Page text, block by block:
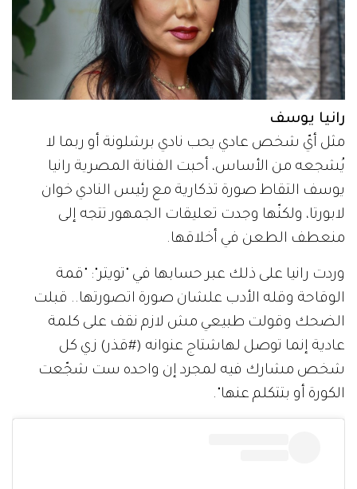
رانيا يوسف
مثل أيّ شخص عادي يحب نادي برشلونة أو ربما لا
يُشجعه من الأساس، أحبت الفنانة المصرية رانيا
يوسف التقاط صورة تذكارية مع رئيس النادي خوان
لابورتا، ولكنّها وجدت تعليقات الجمهور تتجه إلى
منعطف الطعن في أخلاقها.
وردت رانيا على ذلك عبر حسابها في "تويتر": "قمة
الوقاحة وقله الأدب علشان صورة اتصورتها.. قبلت
الضحك وقولت طبيعي مش لازم نقف على كلمة
عادية إنما توصل لهاشتاج عنوانه (#قذر) زي كل
شخص مشارك فيه لمجرد إن واحده ست شجّعت
الكورة أو بتتكلم عنها".